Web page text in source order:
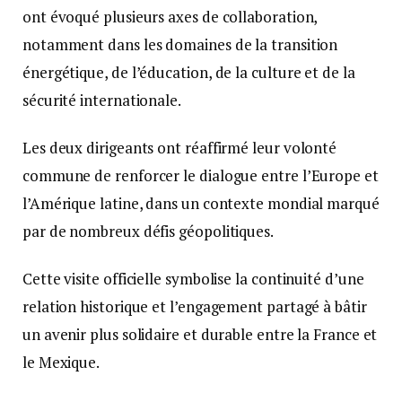
ont évoqué plusieurs axes de collaboration,
notamment dans les domaines de la transition
énergétique, de l’éducation, de la culture et de la
sécurité internationale.
Les deux dirigeants ont réaffirmé leur volonté
commune de renforcer le dialogue entre l’Europe et
l’Amérique latine, dans un contexte mondial marqué
par de nombreux défis géopolitiques.
Cette visite officielle symbolise la continuité d’une
relation historique et l’engagement partagé à bâtir
un avenir plus solidaire et durable entre la France et
le Mexique.